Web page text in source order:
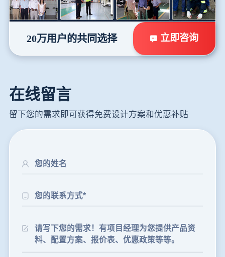
20万用户的共同选择 立即咨询
在线留言
留下您的需求即可获得免费设计方案和优惠补贴
24分钟前 朱先生留言：制砂机3000吨一套多少钱？